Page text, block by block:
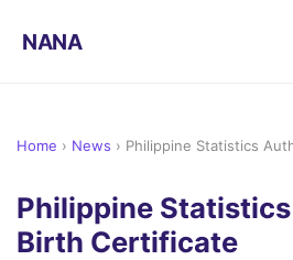
NANA
Home › News › Philippine Statistics
Philippine
Birth Certificate